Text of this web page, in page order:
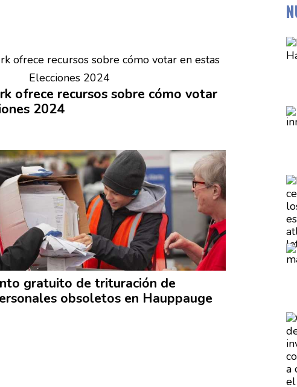
ofrece recursos sobre cómo votar
2024
gratuito de trituración de
obsoletos en Hauppauge